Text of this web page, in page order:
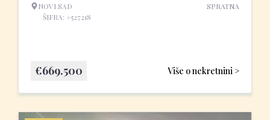
NOVI SAD
ŠIFRA: #527218
SPRATNA
Više o nekretnini >
€669.500